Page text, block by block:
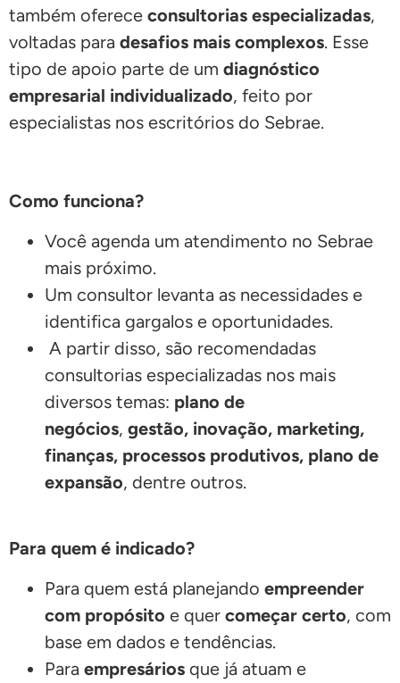
também oferece consultorias especializadas,
voltadas para desafios mais complexos. Esse
tipo de apoio parte de um diagnóstico
empresarial individualizado, feito por
especialistas nos escritórios do Sebrae.
Como funciona?
Você agenda um atendimento no Sebrae
mais próximo.
Um consultor levanta as necessidades e
identifica gargalos e oportunidades.
A partir disso, são recomendadas
consultorias especializadas nos mais
diversos temas: plano de
negócios, gestão, inovação, marketing,
finanças, processos produtivos, plano de
expansão, dentre outros.
Para quem é indicado?
Para quem está planejando empreender
com propósito e quer começar certo, com
base em dados e tendências.
Para empresários que já atuam e